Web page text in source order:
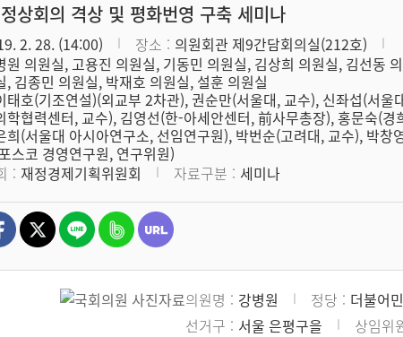
상회의 격상 및 평화번영 구축 세미나
2. 28. (14:00) 장소
의원회관 제9간담회의실(212호)
원 의원실, 고용진 의원실, 기동민 의원실, 김상희 의원실, 김선동
, 김종민 의원실, 박재호 의원실, 설훈 의원실
태호(기조연설)(외교부 2차관), 권순만(서울대, 교수), 신좌섭(서울
학협력센터, 교수), 김영선(한-아세안센터, 前사무총장), 홍문숙(경
희(서울대 아시아연구소, 선임연구원), 박번순(고려대, 교수), 박창
스코 경영연구원, 연구위원)
재정경제기획위원회 자료구분 세미나
의원명 강병원 정당 더불어
선거구
서울 은평구을 상임위